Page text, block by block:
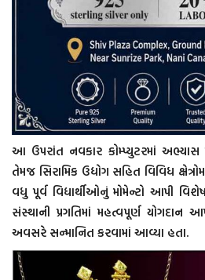
આ ઉપરાંત નવકાર કોમ્પ્યુટરમાં
તેમજ સિરામિક ઉદ્યોગ સહિત વિવિધ
વધુ પૂર્વ વિદ્યાર્થીઓનું મોમેન્ટો આપી
સંસ્થાની પ્રગતિમાં મહત્વપૂર્ણ
અવસરે સન્માનિત કરવામાં આવ્યા હતા.